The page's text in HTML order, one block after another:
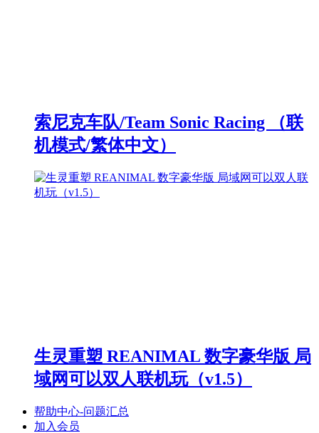
索尼克车队/Team Sonic Racing （联
机模式/繁体中文）
生灵重塑 REANIMAL 数字豪华版 局
域网可以双人联机玩（v1.5）
帮助中心-问题汇总
加入会员